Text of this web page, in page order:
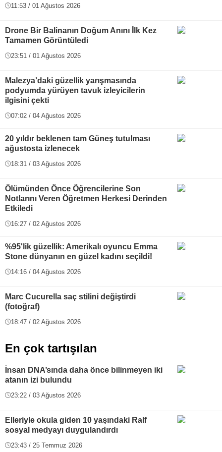
11:53 / 01 Ağustos 2026
Drone Bir Balinanın Doğum Anını İlk Kez
Tamamen Görüntüledi
23:51 / 01 Ağustos 2026
Malezya’daki güzellik yarışmasında
podyumda yürüyen tavuk izleyicilerin
ilgisini çekti
07:02 / 04 Ağustos 2026
20 yıldır beklenen tam Güneş tutulması
ağustosta izlenecek
18:31 / 03 Ağustos 2026
Ölümünden Önce Öğrencilerine Son
Notlarını Veren Öğretmen Herkesi Derinden
Etkiledi
16:27 / 02 Ağustos 2026
%95'lik güzellik: Amerikalı oyuncu Emma
Stone dünyanın en güzel kadını seçildi!
14:16 / 04 Ağustos 2026
Marc Cucurella saç stilini değiştirdi
(fotoğraf)
18:47 / 02 Ağustos 2026
En çok tartışılan
İnsan DNA’sında daha önce bilinmeyen iki
atanın izi bulundu
23:22 / 03 Ağustos 2026
Elleriyle okula giden 10 yaşındaki Ralf
sosyal medyayı duygulandırdı
23:43 / 25 Temmuz 2026